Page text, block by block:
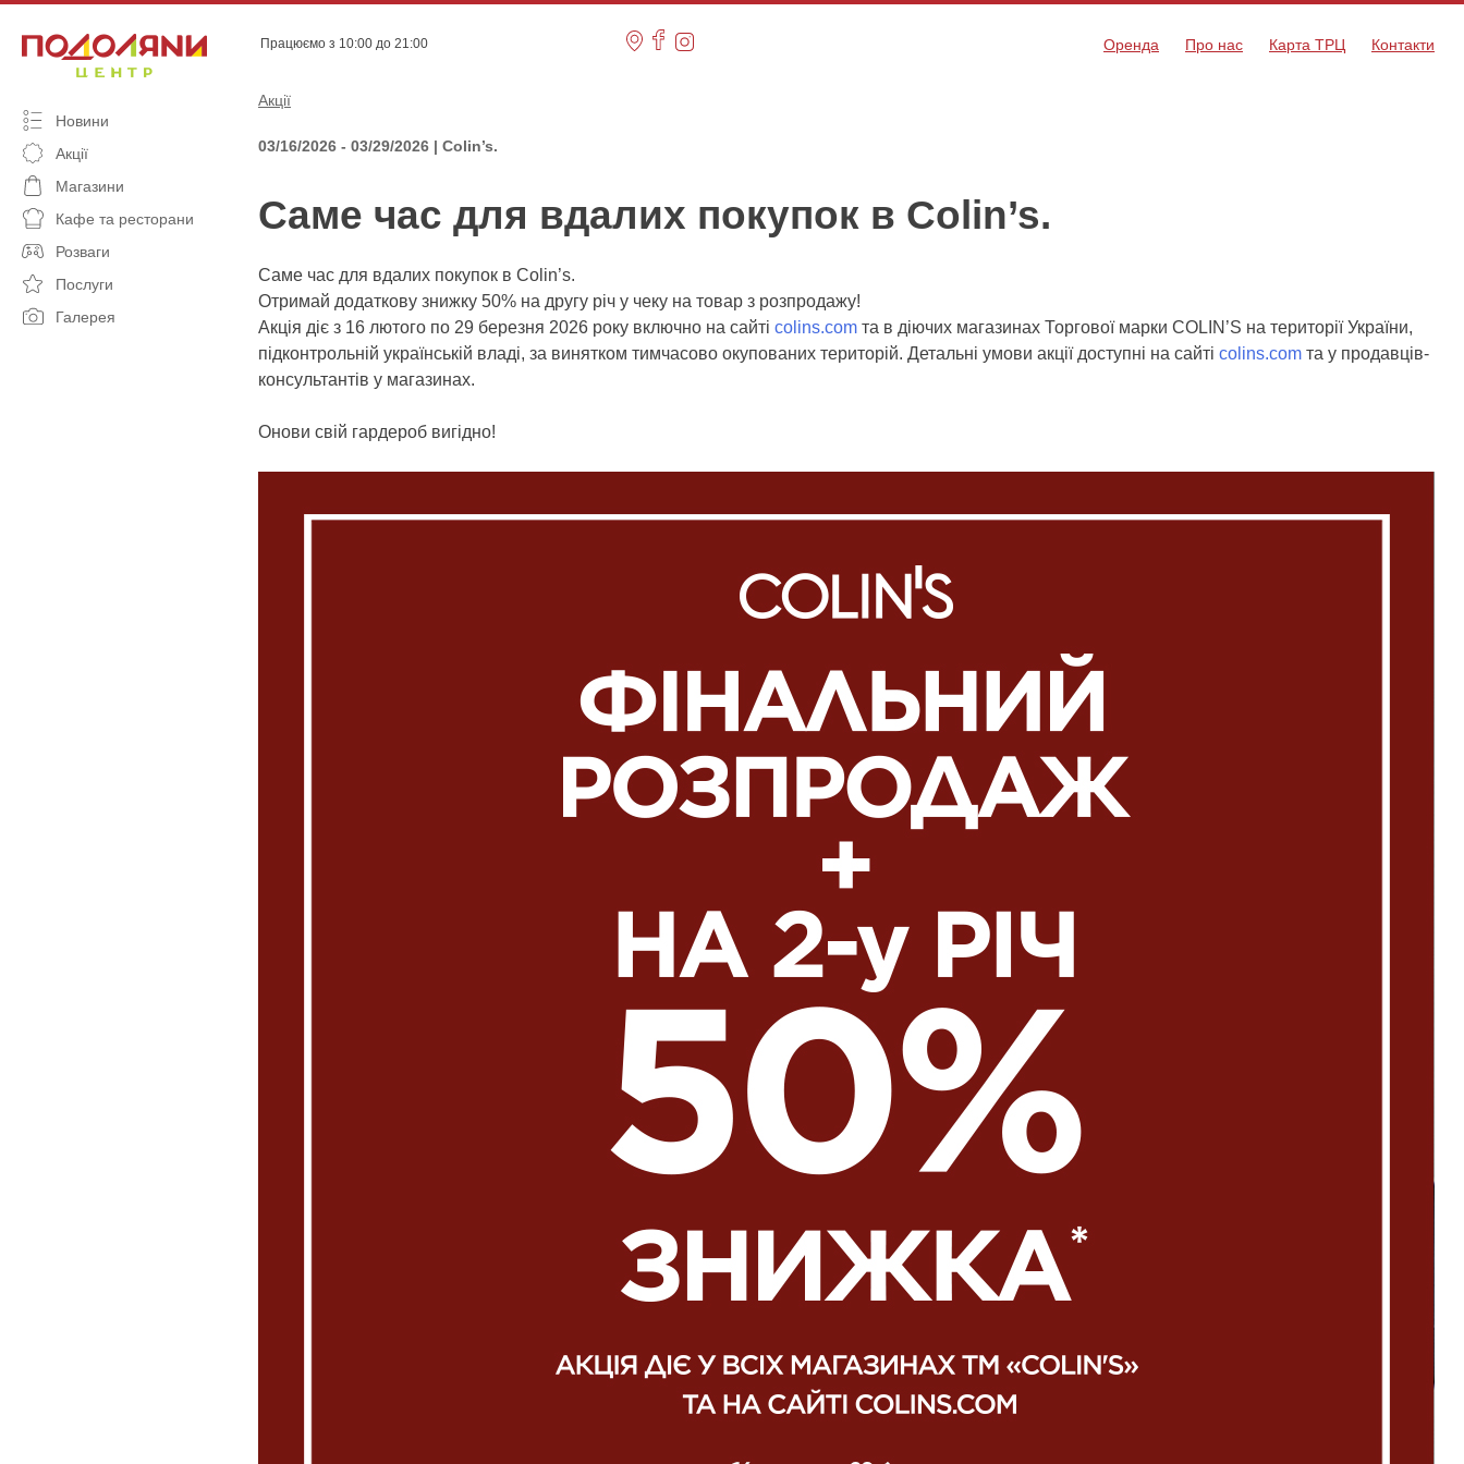
content
Працюємо з 10:00 до 21:00 Оренда Про нас Карта ТРЦ Контакти
Новини
Акції
Магазини
Кафе та ресторани
Розваги
Послуги
Галерея
Акції
03/16/2026 - 03/29/2026 | Colin’s.
Саме час для вдалих покупок в Colin’s.
Саме час для вдалих покупок в Colin’s.
Отримай додаткову знижку 50% на другу річ у чеку на товар з розпродажу!
Акція діє з 16 лютого по 29 березня 2026 року включно на сайті colins.com та в діючих магазинах Торгової марки COLIN’S на території України,
підконтрольній українській владі, за винятком тимчасово окупованих територій. Детальні умови акції доступні на сайті colins.com та у продавців-
консультантів у магазинах.
Онови свій гардероб вигідно!